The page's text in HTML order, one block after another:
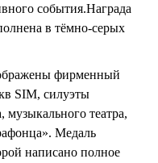
события.Награда
в тёмно-серых
фирменный
SIM, силуэты
музыкального театра,
Медаль
написано полное